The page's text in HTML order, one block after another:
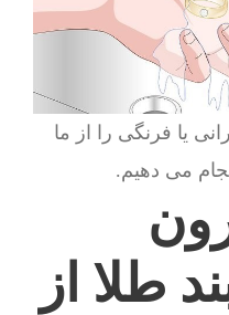
یا فرنگی را از ما
می دهیم.
طلا از